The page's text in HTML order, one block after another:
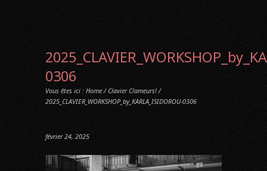
0306
Vous êtes ici : Home/Clavier Clameurs!/
2025_CLAVIER_WORKSHOP_by_KARLA_ISIDOROU-0306
février 24, 2025